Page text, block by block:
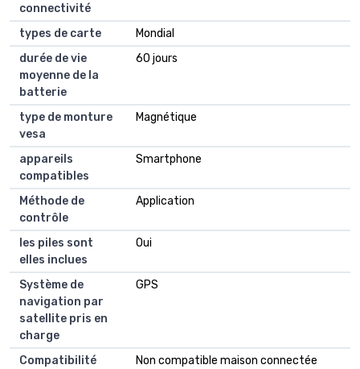
connectivité
types de carte
Mondial
durée de vie
moyenne de la
batterie
60 jours
type de monture
vesa
Magnétique
appareils
compatibles
Smartphone
Méthode de
contrôle
Application
les piles sont
elles inclues
Oui
Système de
navigation par
satellite pris en
charge
GPS
Compatibilité
Non compatible maison connectée